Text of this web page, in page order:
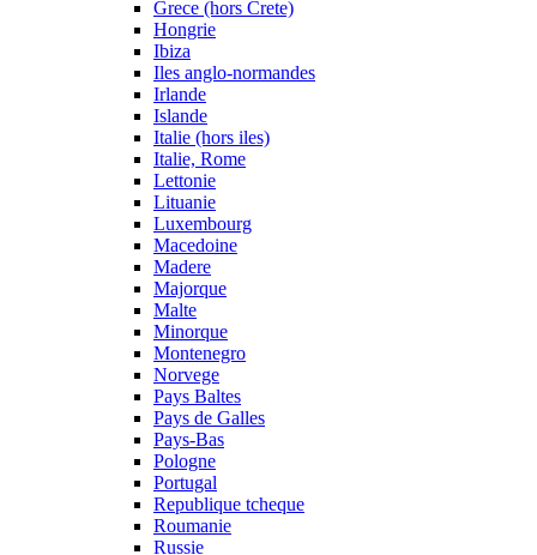
Grece (hors Crete)
Hongrie
Ibiza
Iles anglo-normandes
Irlande
Islande
Italie (hors iles)
Italie, Rome
Lettonie
Lituanie
Luxembourg
Macedoine
Madere
Majorque
Malte
Minorque
Montenegro
Norvege
Pays Baltes
Pays de Galles
Pays-Bas
Pologne
Portugal
Republique tcheque
Roumanie
Russie